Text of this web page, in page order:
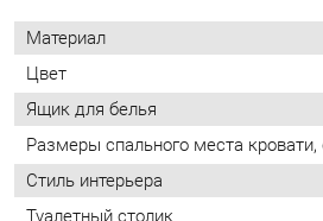
Стиль интерьера
Туалетный столик
Угловой модуль
Мягкое изголовье
Подъемный механизм у кровати